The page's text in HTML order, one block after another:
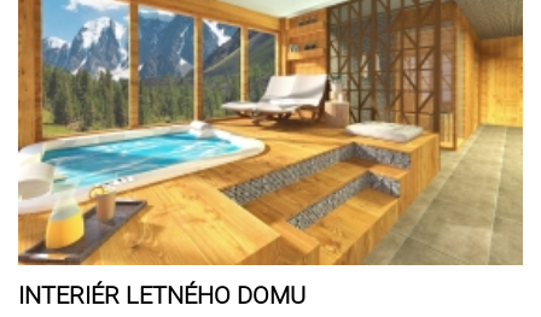
INTERIÉR LETNÉHO DOMU